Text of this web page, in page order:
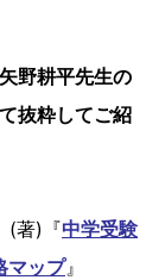
野耕平先生の
抜粋してご紹
(著)『中学受験
マップ』